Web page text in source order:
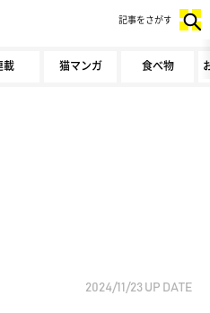
載 猫マンガ 食べ物
記事をさがす
2024/11/23 UP DATE